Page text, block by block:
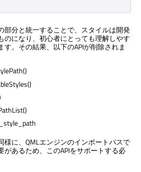
部分と統一することで、スタイルは開発
のになり、初心者にとっても理解しやす
す。その結果、以下のAPIが削除されま
様に、QMLエンジンのインポートパスで
があるため、このAPIをサポートする必